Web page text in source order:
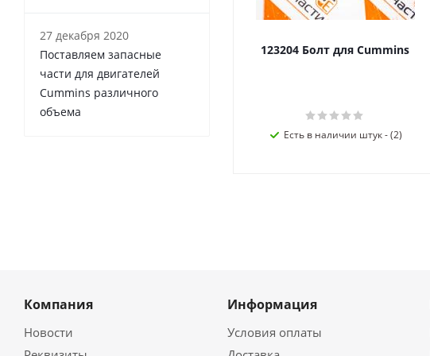
123204 Болт для Cummins
Есть в наличии штук - (2)
27 декабря 2020
Поставляем запасные
части для двигателей
Cummins различного
объема
Компания
Новости
Информация
Условия оплаты